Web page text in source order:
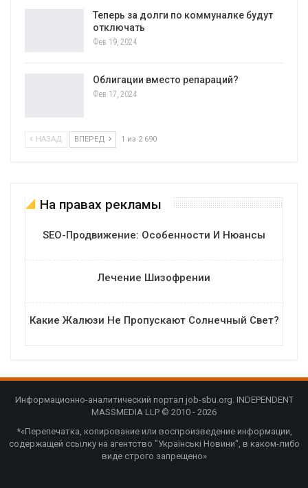
Теперь за долги по коммуналке будут
отключать
Фев 19, 2024
Облигации вместо репараций?
Фев 17, 2024
НАЗАД ВПЕРЕД 1 из 2 690
На правах рекламы
SEO-Продвижение: Особенности И Нюансы
Лечение Шизофрении
Какие Жалюзи Не Пропускают Солнечный Свет?
Информационно-аналитический портал job-sbu.org. INDEPENDENT
MASSMEDIA LLP © 2010 - 2026
*«Перепечатка, копирование или воспроизведение информации,
содержащей ссылку на агентство "Українські Новини", в каком-либо
виде строго запрещено»